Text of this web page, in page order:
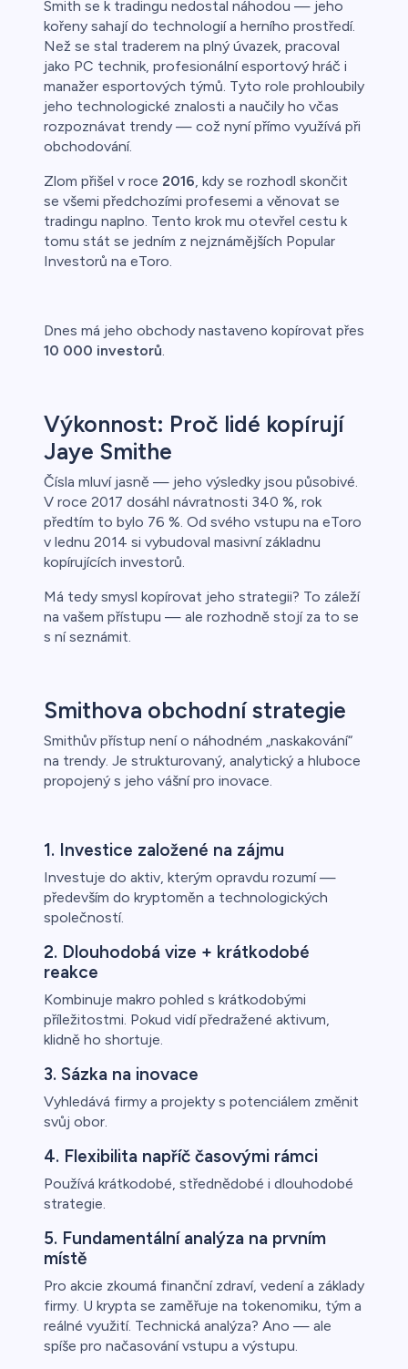
Smith se k tradingu nedostal náhodou — jeho
kořeny sahají do technologií a herního prostředí.
Než se stal traderem na plný úvazek, pracoval
jako PC technik, profesionální esportový hráč i
manažer esportových týmů. Tyto role prohloubily
jeho technologické znalosti a naučily ho včas
rozpoznávat trendy — což nyní přímo využívá při
obchodování.
Zlom přišel v roce 2016, kdy se rozhodl skončit
se všemi předchozími profesemi a věnovat se
tradingu naplno. Tento krok mu otevřel cestu k
tomu stát se jedním z nejznámějších Popular
Investorů na eToro.
Dnes má jeho obchody nastaveno kopírovat přes
10 000 investorů.
Výkonnost: Proč lidé kopírují
Jaye Smithe
Čísla mluví jasně — jeho výsledky jsou působivé.
V roce 2017 dosáhl návratnosti 340 %, rok
předtím to bylo 76 %. Od svého vstupu na eToro
v lednu 2014 si vybudoval masivní základnu
kopírujících investorů.
Má tedy smysl kopírovat jeho strategii? To záleží
na vašem přístupu — ale rozhodně stojí za to se
s ní seznámit.
Smithova obchodní strategie
Smithův přístup není o náhodném „naskakování“
na trendy. Je strukturovaný, analytický a hluboce
propojený s jeho vášní pro inovace.
1. Investice založené na zájmu
Investuje do aktiv, kterým opravdu rozumí —
především do kryptoměn a technologických
společností.
2. Dlouhodobá vize + krátkodobé
reakce
Kombinuje makro pohled s krátkodobými
příležitostmi. Pokud vidí předražené aktivum,
klidně ho shortuje.
3. Sázka na inovace
Vyhledává firmy a projekty s potenciálem změnit
svůj obor.
4. Flexibilita napříč časovými rámci
Používá krátkodobé, střednědobé i dlouhodobé
strategie.
5. Fundamentální analýza na prvním
místě
Pro akcie zkoumá finanční zdraví, vedení a základy
firmy. U krypta se zaměřuje na tokenomiku, tým a
reálné využití. Technická analýza? Ano — ale
spíše pro načasování vstupu a výstupu.